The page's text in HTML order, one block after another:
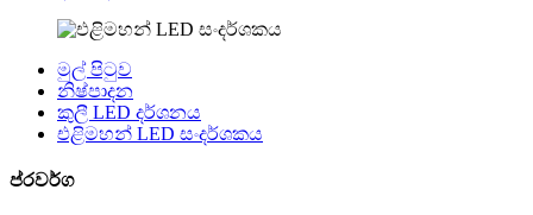
මුල් පිටුව
නිෂ්පාදන
කුලී LED දර්ශනය
එළිමහන් LED සංදර්ශකය
ප්රවර්ග